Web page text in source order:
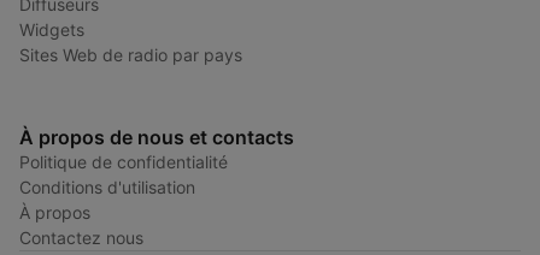
Diffuseurs
Widgets
Sites Web de radio par pays
À propos de nous et contacts
Politique de confidentialité
Conditions d'utilisation
À propos
Contactez nous